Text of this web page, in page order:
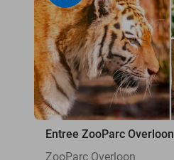
Entree ZooParc Overloon
ZooParc Overloon